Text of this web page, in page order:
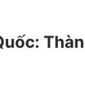
Ngân hàng